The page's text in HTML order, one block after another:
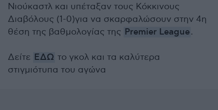
Νιούκαστλ και υπέταξαν τους Κόκκινους
Διαβόλους (1-0)για να σκαρφαλώσουν στην 4η
θέση της βαθμολογίας της Premier League.
Δείτε ΕΔΩ το γκολ και τα καλύτερα
στιγμιότυπα του αγώνα